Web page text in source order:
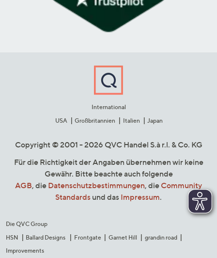
International
USA
Großbritannien Italien Japan
Copyright © 2001 - 2026 QVC Handel S.à r.l. & Co. KG
Für die Richtigkeit der Angaben übernehmen wir keine
Gewähr. Bitte beachte auch folgende
AGB, die Datenschutzbestimmungen, die Community
Standards und das Impressum.
Die QVC Group
HSN
Ballard Designs Frontgate Garnet Hill
grandin road
Improvements